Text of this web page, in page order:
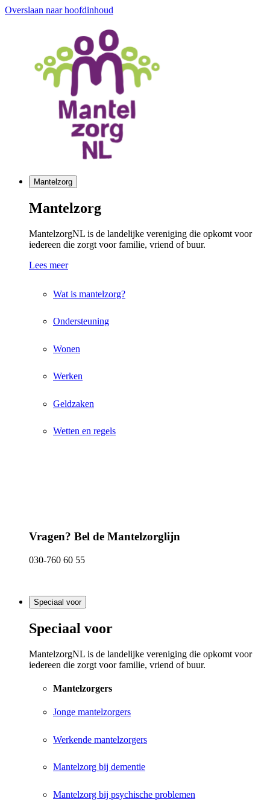
Overslaan naar hoofdinhoud
Mantelzorg
Mantelzorg
MantelzorgNL is de landelijke vereniging die opkomt voor
iedereen die zorgt voor familie, vriend of buur.
Lees meer
Wat is mantelzorg?
Ondersteuning
Wonen
Werken
Geldzaken
Wetten en regels
Vragen? Bel de Mantelzorglijn
030-760 60 55
Speciaal voor
Speciaal voor
MantelzorgNL is de landelijke vereniging die opkomt voor
iedereen die zorgt voor familie, vriend of buur.
Mantelzorgers
Jonge mantelzorgers
Werkende mantelzorgers
Mantelzorg bij dementie
Mantelzorg bij psychische problemen